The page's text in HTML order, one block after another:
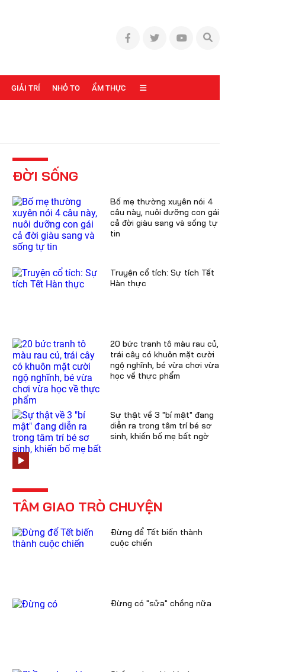
GIẢI TRÍ NHỎ TO ẨM THỰC
ĐỜI SỐNG
Bố mẹ thường xuyên nói 4
câu này, nuôi dưỡng con gái
cả đời giàu sang và sống tự
tin
Truyện cổ tích: Sự tích Tết
Hàn thực
20 bức tranh tô màu rau củ,
trái cây có khuôn mặt cười
ngộ nghĩnh, bé vừa chơi vừa
học về thực phẩm
Sự thật về 3 "bí mật" đang
diễn ra trong tâm trí bé sơ
sinh, khiến bố mẹ bất ngờ
TÂM GIAO TRÒ CHUYỆN
Đừng để Tết biến thành
cuộc chiến
Đừng có "sửa" chồng nữa